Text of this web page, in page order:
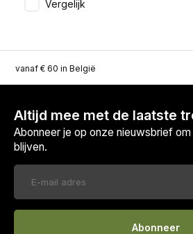
Vergelijk
vanaf € 60 in België
Altijd mee met de laatste
Abonneer je op onze nieuwsbrief
blijven.
Abonneer